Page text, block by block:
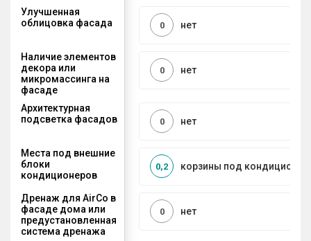
Улучшенная
облицовка фасада
нет
0
Наличие элементов
декора или
микромассинга на
фасаде
нет
0
Архитектурная
подсветка фасадов
нет
0
Места под внешние
блоки
кондиционеров
корзины под
0,2
Дренаж для AirCo в
фасаде дома или
предустановленная
система дренажа
нет
0